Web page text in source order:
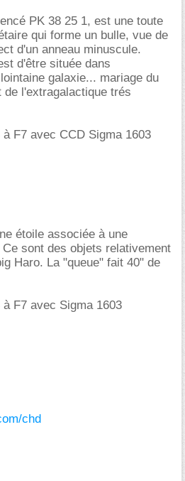
PK 38 25 1, est une toute
qui forme un bulle, vue de
d'un anneau minuscule.
d'être située dans
galaxie... mariage du
l'extragalactique trés
F7 avec CCD Sigma 1603
étoile associée à une
sont des objets relativement
Haro. La "queue" fait 40" de
F7 avec Sigma 1603
chd